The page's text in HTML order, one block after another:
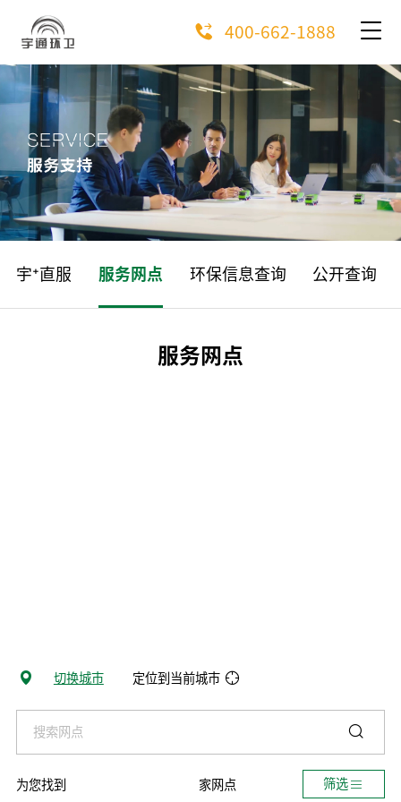
400-662-1888
宇⁺直服 服务网点 环保信息查询 公开查询
服务网点
切换城市 定位到当前城市
为您找到 家网点 筛选